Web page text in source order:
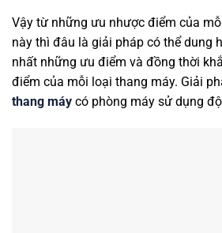
Vậy từ những ưu nhược điểm của
này thì đâu là giải pháp có thể dung
nhất những ưu điểm và đồng thời
điểm của mỗi loại thang máy. Giải
thang máy có phòng máy sử dụng